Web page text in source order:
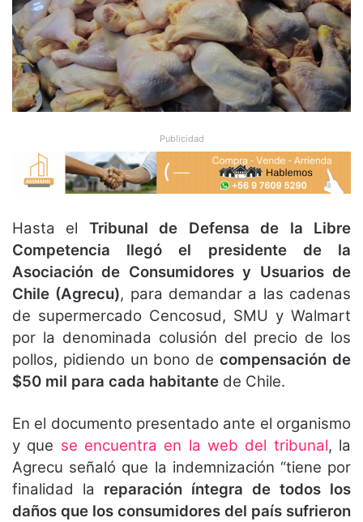
Publicidad
Hasta el Tribunal de Defensa de la Libre
Competencia llegó el presidente de la
Asociación de Consumidores y Usuarios de
Chile (Agrecu), para demandar a las cadenas
de supermercado Cencosud, SMU y Walmart
por la denominada colusión del precio de los
pollos, pidiendo un bono decompensación de
$50 mil para cada habitante de Chile.
En el documento presentado ante el organismo
y que se encuentra en la web del tribunal, la
Agrecu señaló que la indemnización “tiene por
finalidad la reparación íntegra de todos los
daños que los consumidores del país sufrieron